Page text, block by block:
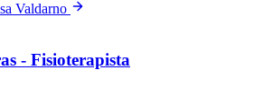
Valdarno
- Fisioterapista